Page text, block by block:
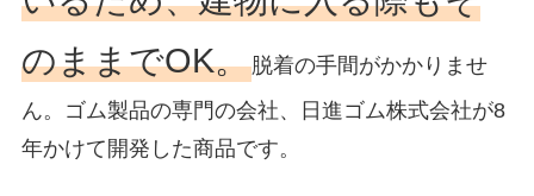
のままでOK。脱着の手間がかかりませ
ん。ゴム製品の専門の会社、日進ゴム株式会社が8
年かけて開発した商品です。